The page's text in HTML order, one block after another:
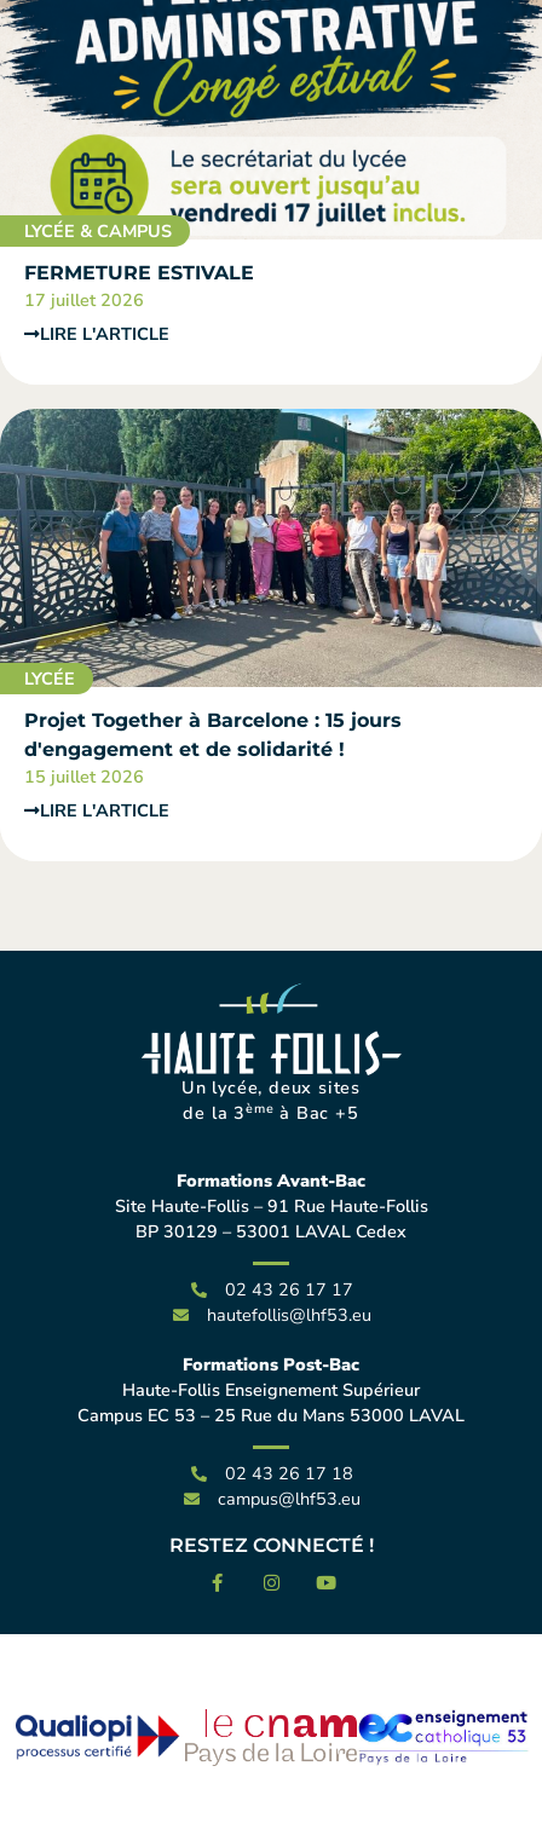
LYCÉE & CAMPUS
FERMETURE ESTIVALE
17 juillet 2026
LIRE L'ARTICLE
LYCÉE
Projet Together à Barcelone : 15 jours
d'engagement et de solidarité !
15 juillet 2026
LIRE L'ARTICLE
Un lycée, deux sites
de la 3ème à Bac +5
Formations Avant-Bac
Site Haute-Follis – 91 Rue Haute-Follis
BP 30129 – 53001 LAVAL Cedex
02 43 26 17 17
hautefollis@lhf53.eu
Formations Post-Bac
Haute-Follis Enseignement Supérieur
Campus EC 53 – 25 Rue du Mans 53000 LAVAL
02 43 26 17 18
campus@lhf53.eu
RESTEZ CONNECTÉ !